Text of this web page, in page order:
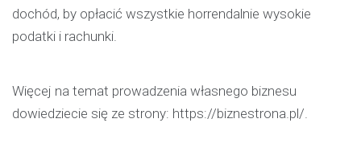
dochód, by opłacić wszystkie horrendalnie wysokie
podatki i rachunki.
Więcej na temat prowadzenia własnego biznesu
dowiedziecie się ze strony: https://biznestrona.pl/